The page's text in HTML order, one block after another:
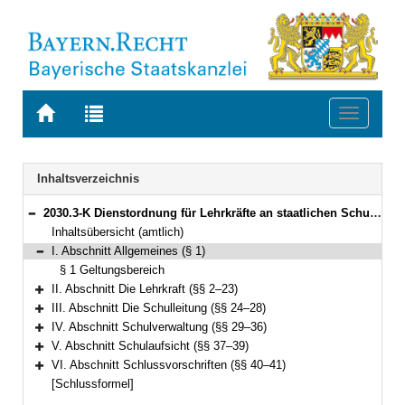
Zur
BAYERN.RECHT
Zur
letzten
Suche
Toggle
Navigation
Inhaltsverzeichnis
Bereich reduzieren
2030.3-K Dienstordnung für Lehrkräfte an staatlichen Schulen in Bayern (Lehrerdienstordnung – LDO) Bekanntmachung des Bayerischen Staatsministeriums für Bildung und Kultus, Wissenschaft und Kunst vom 5. Juli 2014, Az. II.5-5 P 4011.1-6b.52 562 (KWMBl. S. 112) (§§ 1–41)
Inhaltsübersicht (amtlich)
Bereich reduzieren
I. Abschnitt Allgemeines (§ 1)
§ 1 Geltungsbereich
Bereich erweitern
II. Abschnitt Die Lehrkraft (§§ 2–23)
Bereich erweitern
III. Abschnitt Die Schulleitung (§§ 24–28)
Bereich erweitern
IV. Abschnitt Schulverwaltung (§§ 29–36)
Bereich erweitern
V. Abschnitt Schulaufsicht (§§ 37–39)
Bereich erweitern
VI. Abschnitt Schlussvorschriften (§§ 40–41)
[Schlussformel]